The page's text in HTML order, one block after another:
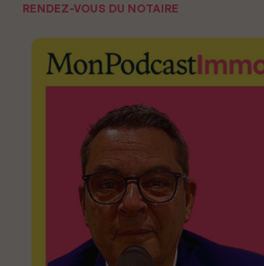
RENDEZ-VOUS DU NOTAIRE